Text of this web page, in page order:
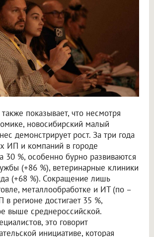
показывает, что несмотря
новосибирский малый
демонстрирует рост. За три года
ИП и компаний в городе
30 %, особенно бурно развиваются
(+86 %), ветеринарные клиники
(+68 %). Сокращение лишь
металлообработке и ИТ (по –
регионе достигает 35 %,
выше среднероссийской.
это говорит
инициативе, которая